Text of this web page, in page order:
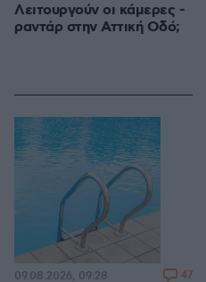
Λειτουργούν οι κάμερες -
ραντάρ στην Αττική Οδό;
09.08.2026, 09:28 47